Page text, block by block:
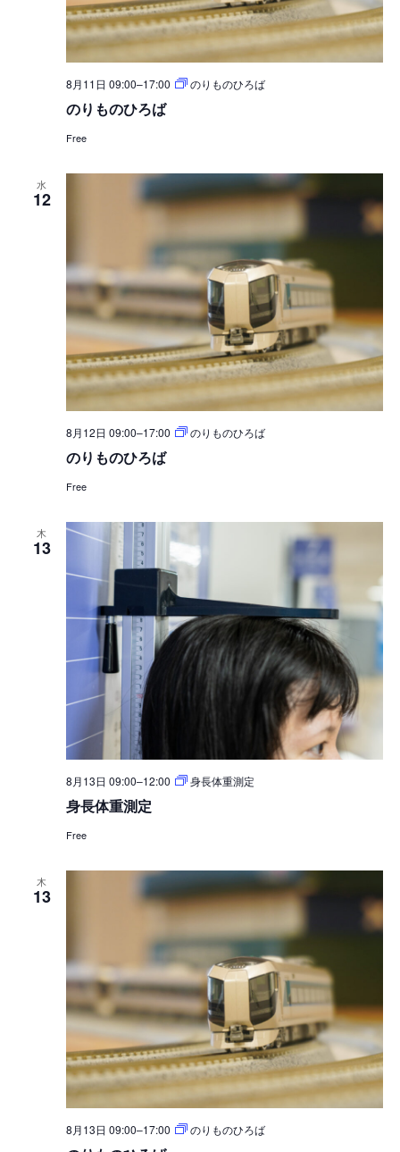
8月11日 09:00–17:00 のりものひろば
のりものひろば
Free
水
12
8月12日 09:00–17:00 のりものひろば
のりものひろば
Free
木
13
8月13日 09:00–12:00 身長体重測定
身長体重測定
Free
木
13
8月13日 09:00–17:00 のりものひろば